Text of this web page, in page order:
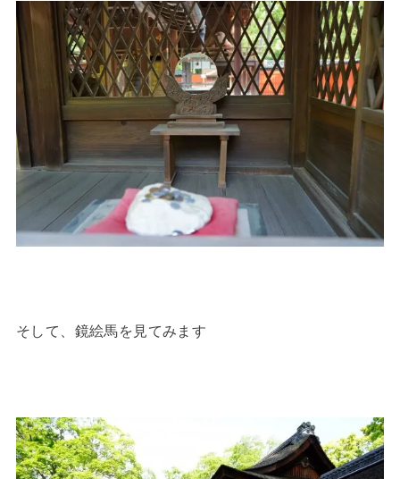
そして、鏡絵馬を見てみます